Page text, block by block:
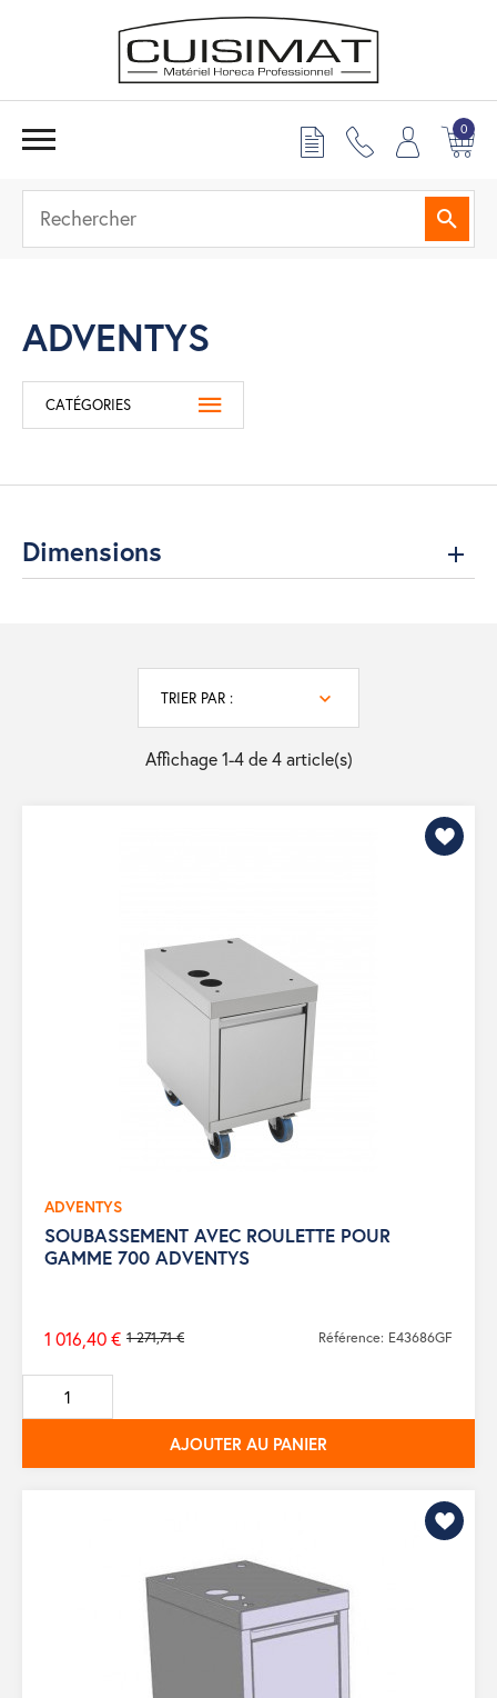
0
ADVENTYS
CATÉGORIES
Dimensions
TRIER PAR :
Affichage 1-4 de 4 article(s)
ADVENTYS
SOUBASSEMENT AVEC ROULETTE POUR
GAMME 700 ADVENTYS
Prix
de
base
1 271,71 €
1 016,40 € Référence: E43686GF
AJOUTER AU PANIER